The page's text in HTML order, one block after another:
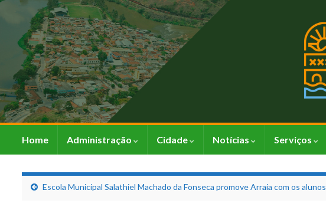
Home Administração Cidade Notícias Serviços
Escola Municipal Salathiel Machado da Fonseca promove Arraia com os alunos